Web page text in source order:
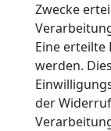
Zwecke
Eine
werden.
der